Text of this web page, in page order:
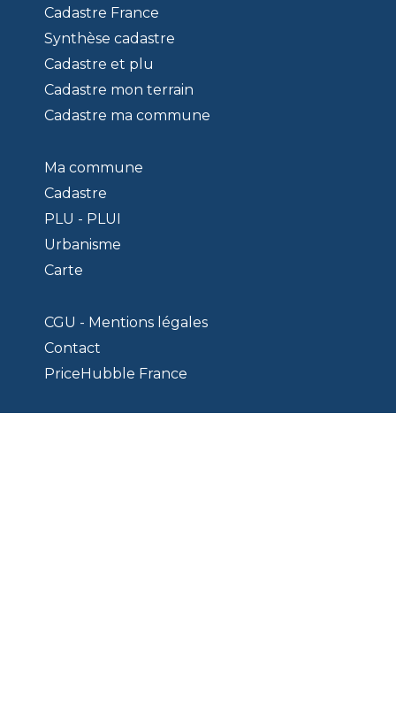
Cadastre France
Synthèse cadastre
Cadastre et plu
Cadastre mon terrain
Cadastre ma commune
Ma commune
Cadastre
PLU - PLUI
Urbanisme
Carte
CGU - Mentions légales
Contact
PriceHubble France